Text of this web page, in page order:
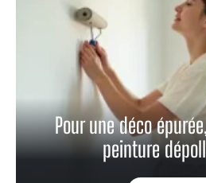
Pour une déco
peinture